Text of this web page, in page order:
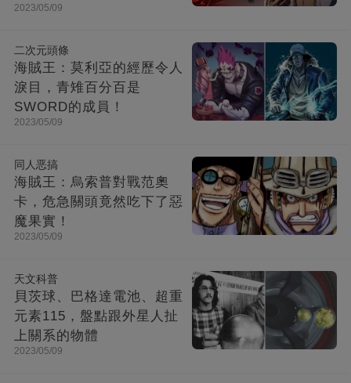
2023/05/09
二次元頭條
海賊王：莫利亞的經歷令人
淚目，青雉百分百是
SWORD的成員！
2023/05/09
同人恶搞
海賊王：烏索普對戰范奧
卡，危急關頭竟然吃下了惡
魔果實！
2023/05/09
天文科普
貝茨球、巴格達電池、超重
元素115，盤點跟外星人扯
上關系的物體
2023/05/09